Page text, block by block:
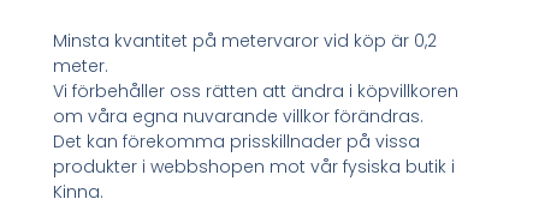
Minsta kvantitet på metervaror vid köp är 0,2
meter.
Vi förbehåller oss rätten att ändra i köpvillkoren
om våra egna nuvarande villkor förändras.
Det kan förekomma prisskillnader på vissa
produkter i webbshopen mot vår fysiska butik i
Kinna.